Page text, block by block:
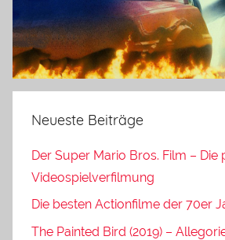
Neueste Beiträge
Der Super Mario Bros. Film – Die
Videospielverfilmung
Die besten Actionfilme der 70er
The Painted Bird (2019) –